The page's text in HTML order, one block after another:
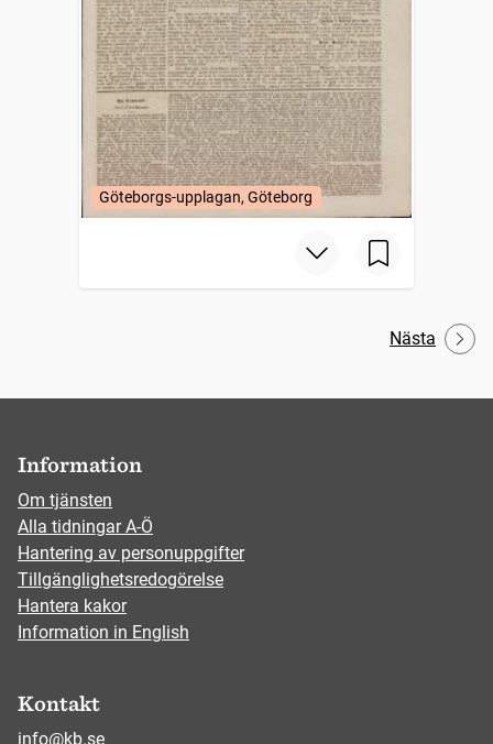
Göteborgs-upplagan, Göteborg
Nästa
Information
Om tjänsten
Alla tidningar A-Ö
Hantering av personuppgifter
Tillgänglighetsredogörelse
Hantera kakor
Information in English
Kontakt
info@kb.se